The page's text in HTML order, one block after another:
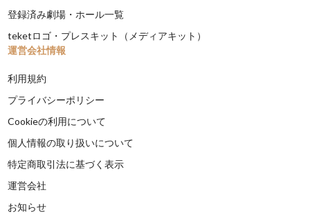
登録済み劇場・ホール一覧
teketロゴ・プレスキット（メディアキット）
運営会社情報
利用規約
プライバシーポリシー
Cookieの利用について
個人情報の取り扱いについて
特定商取引法に基づく表示
運営会社
お知らせ